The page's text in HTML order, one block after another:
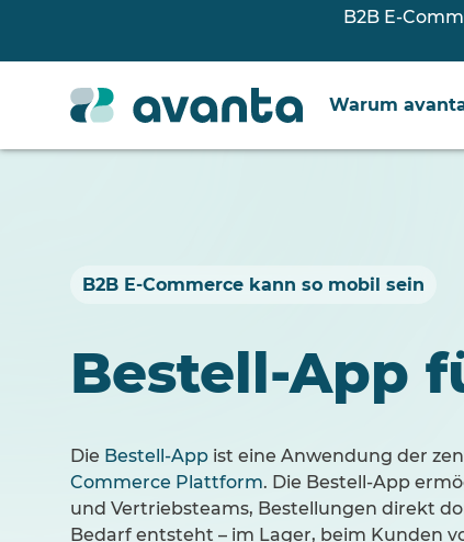
B2B E-
Warum
B2B E-Commerce kann so mobil sein
Bestell-App
Die Bestell-App ist eine Anwendung der
Commerce Plattform. Die Bestell-App
und Vertriebsteams, Bestellungen direkt
Bedarf entsteht – im Lager, beim Kunden